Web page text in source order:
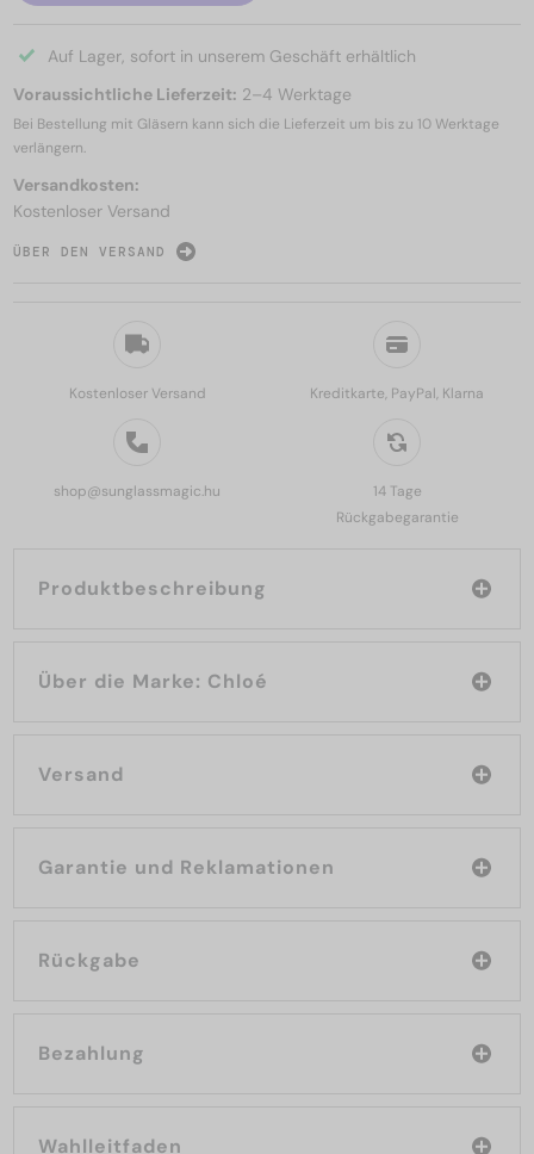
Kostenloser Versand Kreditkarte, PayPal, Klarna
shop@sunglassmagic.hu
14 Tage
Rückgabegarantie
Produktbeschreibung
Über die Marke: Chloé
Versand
Garantie und Reklamationen
Rückgabe
Bezahlung
Wahlleitfaden
Auf Lager, sofort in unserem Geschäft erhältlich
Voraussichtliche Lieferzeit: 2–4 Werktage
Bei Bestellung mit Gläsern kann sich die Lieferzeit um bis zu 10 Werktage
verlängern.
Versandkosten:
Kostenloser Versand
ÜBER DEN VERSAND